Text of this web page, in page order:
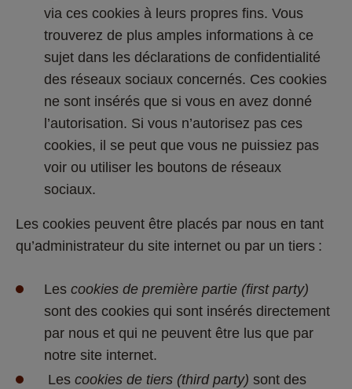
via ces cookies à leurs propres fins. Vous
trouverez de plus amples informations à ce
sujet dans les déclarations de confidentialité
des réseaux sociaux concernés. Ces cookies
ne sont insérés que si vous en avez donné
l’autorisation. Si vous n’autorisez pas ces
cookies, il se peut que vous ne puissiez pas
voir ou utiliser les boutons de réseaux
sociaux.
Les cookies peuvent être placés par nous en tant
qu’administrateur du site internet ou par un tiers :
Les cookies de première partie (first party)
sont des cookies qui sont insérés directement
par nous et qui ne peuvent être lus que par
notre site internet.
Les cookies de tiers (third party) sont des